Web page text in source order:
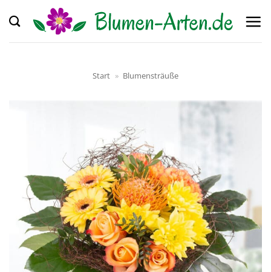
Inhalt
springen
Start » Blumensträuße